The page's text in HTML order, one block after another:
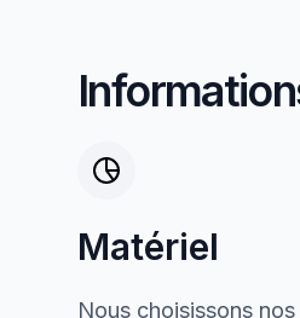
Matériel
Nous choisissons